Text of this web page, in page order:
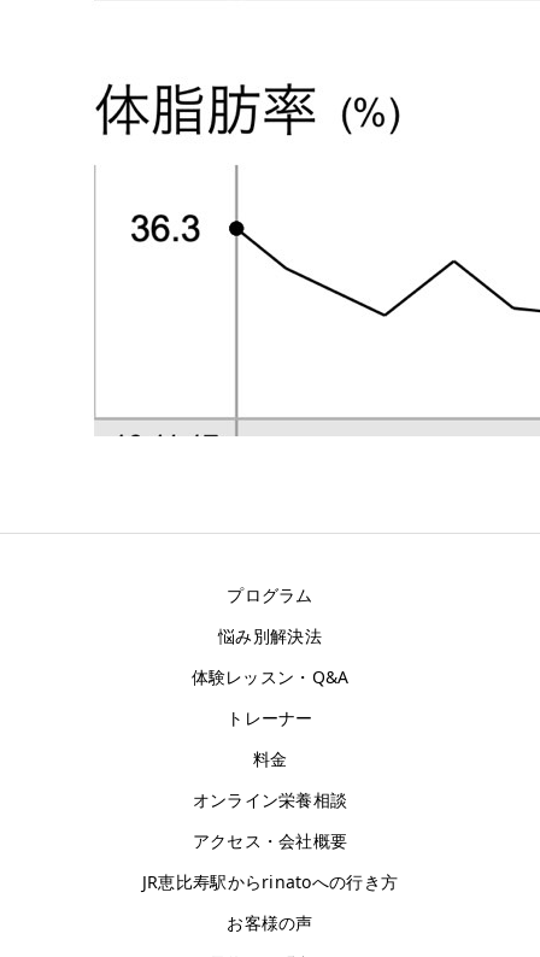
プログラム
悩み別解決法
体験レッスン・Q&A
トレーナー
料金
オンライン栄養相談
アクセス・会社概要
JR恵比寿駅からrinatoへの行き方
お客様の声